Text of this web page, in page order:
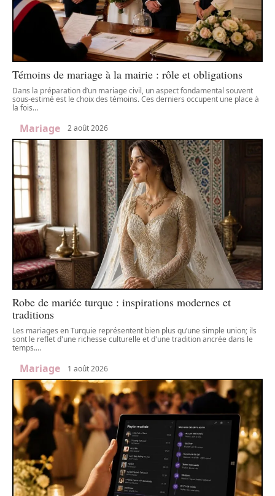
Témoins de mariage à la mairie : rôle et obligations
Dans la préparation d’un mariage civil, un aspect fondamental souvent
sous-estimé est le choix des témoins. Ces derniers occupent une place à
la fois…
Mariage 2 août 2026
Robe de mariée turque : inspirations modernes et
traditions
Les mariages en Turquie représentent bien plus qu’une simple union; ils
sont le reflet d'une richesse culturelle et d'une tradition ancrée dans le
temps.…
Mariage 1 août 2026